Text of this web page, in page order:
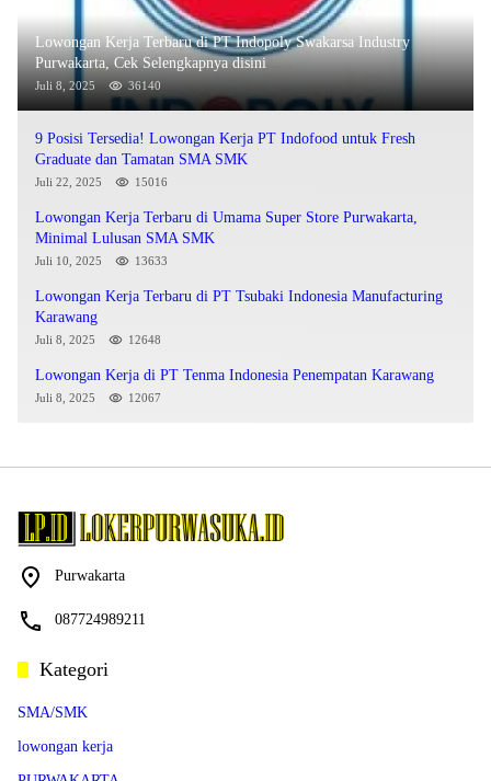
Lowongan Kerja Terbaru di PT Indopoly Swakarsa Industry
Purwakarta, Cek Selengkapnya disini
Juli 8, 2025 36140
9 Posisi Tersedia! Lowongan Kerja PT Indofood untuk Fresh
Graduate dan Tamatan SMA SMK
Juli 22, 2025 15016
Lowongan Kerja Terbaru di Umama Super Store Purwakarta,
Minimal Lulusan SMA SMK
Juli 10, 2025 13633
Lowongan Kerja Terbaru di PT Tsubaki Indonesia Manufacturing
Karawang
Juli 8, 2025 12648
Lowongan Kerja di PT Tenma Indonesia Penempatan Karawang
Juli 8, 2025 12067
Purwakarta
087724989211
Kategori
SMA/SMK
lowongan kerja